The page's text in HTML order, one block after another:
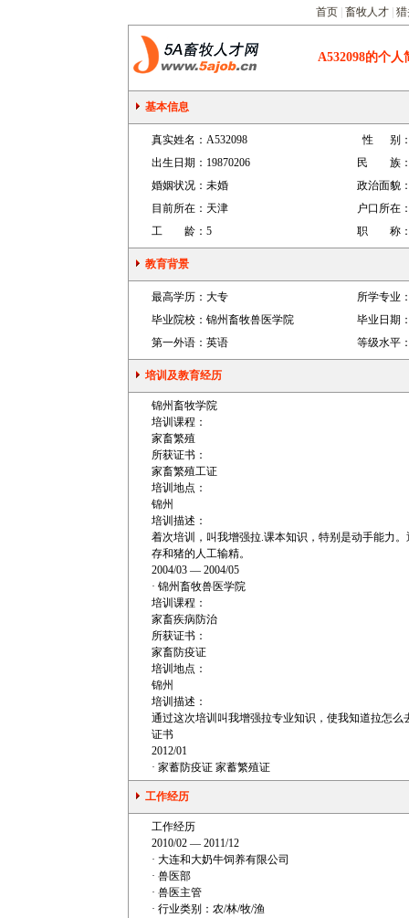
首页 畜牧人才
A532098的个人
基本信息
真实姓名： A532098
性 别
出生日期： 19870206
民 族
婚姻状况： 未婚
政治面貌
目前所在： 天津
户口所在
工 龄： 5 职 称
教育背景
最高学历： 大专
所学专业
毕业院校： 锦州畜牧兽医学院
毕业日期
第一外语： 英语 等级水平
培训及教育经历
锦州畜牧学院
培训课程：
家畜繁殖
所获证书：
家畜繁殖工证
培训地点：
锦州
培训描述：
着次培训，叫我增强拉.课本知识，特别是动手能力
存和猪的人工输精。
2004/03 — 2004/05
· 锦州畜牧兽医学院
培训课程：
家畜疾病防治
所获证书：
家畜防疫证
培训地点：
锦州
培训描述：
通过这次培训叫我增强拉专业知识，使我知道拉怎
证书
2012/01
· 家蓄防疫证 家蓄繁殖证
工作经历
工作经历
2010/02 — 2011/12
· 大连和大奶牛饲养有限公司
· 兽医部
· 兽医主管
· 行业类别：农/林/牧/渔